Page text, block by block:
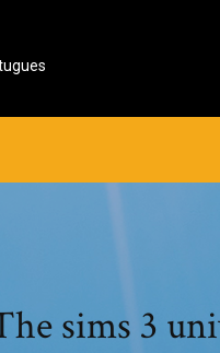
sims 3